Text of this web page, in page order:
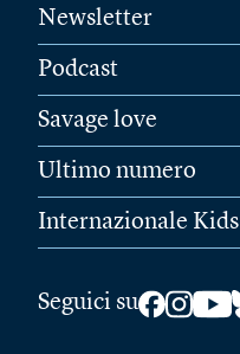
Newsletter
Podcast
Savage love
Ultimo numero
Internazionale Kids
Seguici su